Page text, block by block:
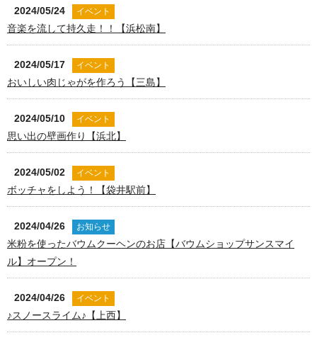
2024/05/24 イベント
音楽を流して持久走！！【浜松南】
2024/05/17 イベント
おいしい肉じゃがを作ろう【三島】
2024/05/10 イベント
思い出の壁画作り【浜北】
2024/05/02 イベント
ボッチャをしよう！【袋井駅前】
2024/04/26 お知らせ
米粉を使ったバウムクーヘンのお店【バウムショップサンスマイ
ル】オープン！
2024/04/26 イベント
♪スノースライム♪【上西】